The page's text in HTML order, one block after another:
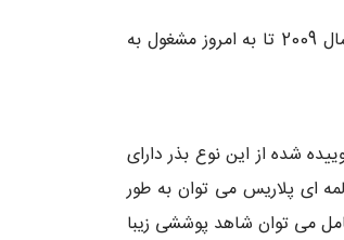
برند آمریکایی پلاریس یکی از بهترین برند ها در زمیه ارائه با کیفیت ترین بذر های گیاه ها می باشد و تحت زیر مجموعه برند آپولو سیدز از سال 2009 تا به امروز مشغول به
شده از این نوع بذر دارای
بذر فلفل دلمه ای پلاریس می توان به طور
می توان شاهد پوششی زیبا